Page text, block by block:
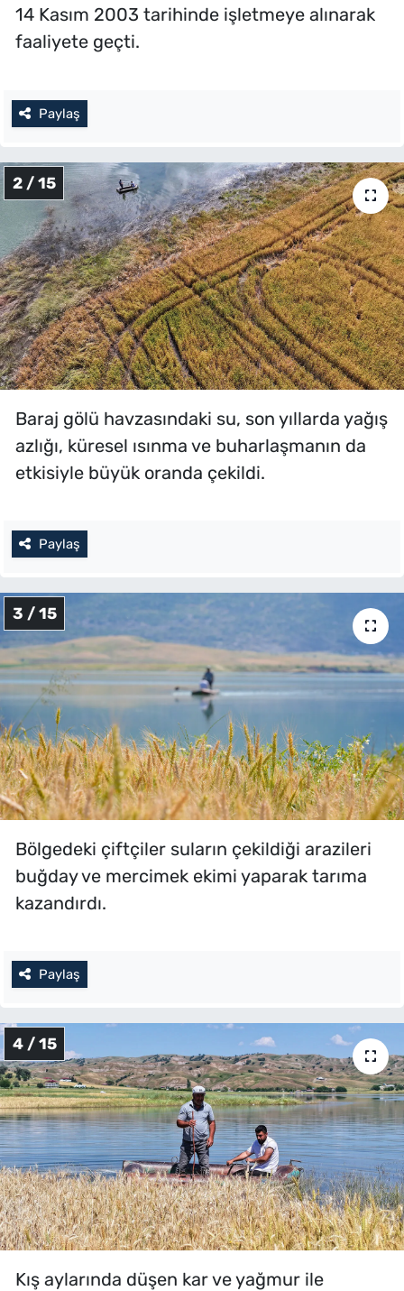
14 Kasım 2003 tarihinde işletmeye alınarak
faaliyete geçti.
Paylaş
2 / 15
Baraj gölü havzasındaki su, son yıllarda yağış
azlığı, küresel ısınma ve buharlaşmanın da
etkisiyle büyük oranda çekildi.
Paylaş
3 / 15
Bölgedeki çiftçiler suların çekildiği arazileri
buğday ve mercimek ekimi yaparak tarıma
kazandırdı.
Paylaş
4 / 15
Kış aylarında düşen kar ve yağmur ile